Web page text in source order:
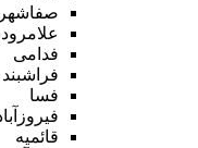
صفاشهر
فدامی
فراشبند
فسا
قائمیه